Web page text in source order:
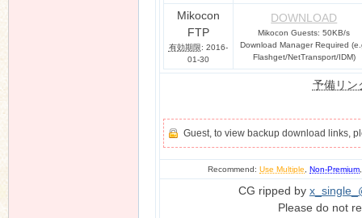
Mikocon
FTP
有効期限: 2016-
01-30
DOWNLOAD
Mikocon Guests: 50KB/s
Download Manager Required
Flashget/NetTransport/IDM)
予備リン
Guest, to view backup download links,
Recommend:Use Multiple ,Non-Premium
CG ripped by
Please do not